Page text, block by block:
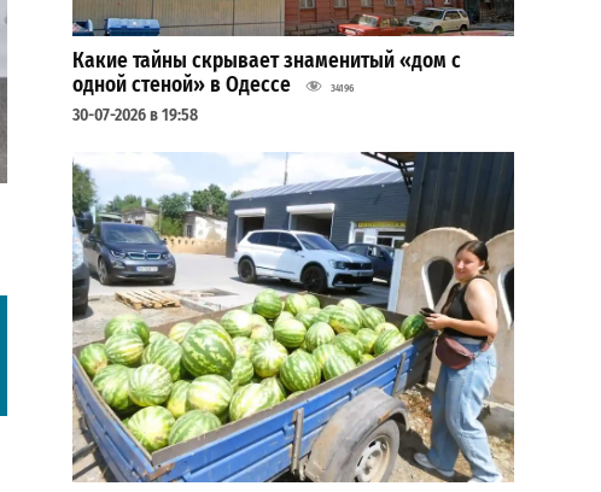
Какие тайны скрывает знаменитый «дом с
одной стеной» в Одессе
34196
30-07-2026 в 19:58